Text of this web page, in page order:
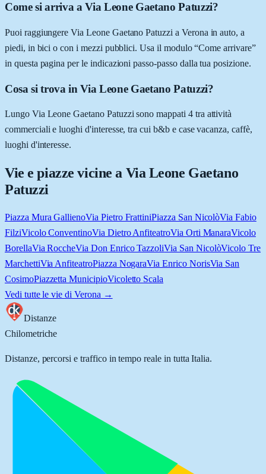
Come si arriva a Via Leone Gaetano Patuzzi?
Puoi raggiungere Via Leone Gaetano Patuzzi a Verona in auto, a
piedi, in bici o con i mezzi pubblici. Usa il modulo “Come arrivare”
in questa pagina per le indicazioni passo-passo dalla tua posizione.
Cosa si trova in Via Leone Gaetano Patuzzi?
Lungo Via Leone Gaetano Patuzzi sono mappati 4 tra attività
commerciali e luoghi d'interesse, tra cui b&b e case vacanza, caffè,
luoghi d'interesse.
Vie e piazze vicine a Via Leone Gaetano
Patuzzi
Piazza Mura GallienoVia Pietro FrattiniPiazza San NicolòVia Fabio
FilziVicolo ConventinoVia Dietro AnfiteatroVia Orti ManaraVicolo
BorellaVia RoccheVia Don Enrico TazzoliVia San NicolòVicolo Tre
MarchettiVia AnfiteatroPiazza NogaraVia Enrico NorisVia San
CosimoPiazzetta MunicipioVicoletto Scala
Vedi tutte le vie di Verona →
Distanze
Chilometriche
Distanze, percorsi e traffico in tempo reale in tutta Italia.